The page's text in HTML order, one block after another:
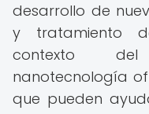
desarrollo de
y tratamiento
contexto del
nanotecnología
que pueden